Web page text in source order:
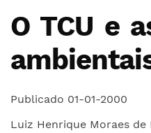
O TCU e
Publicado 01-01-2000
Luiz Henrique Moraes de